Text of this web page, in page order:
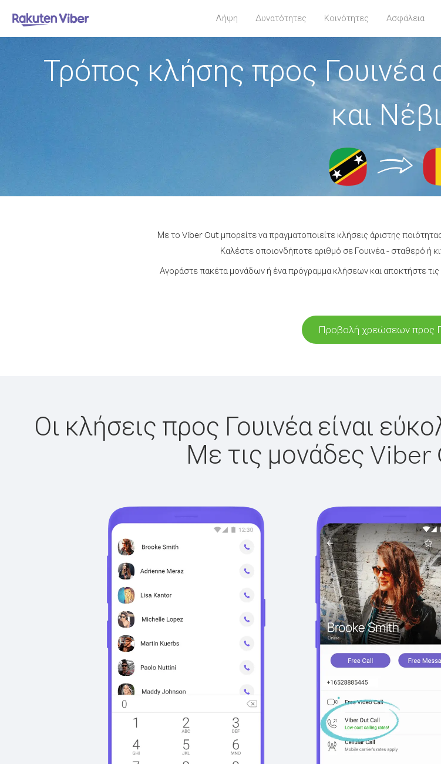
Λήψη Δυνατότητες Κοινότητες Ασφάλεια
Τρόπος κλήσης προς
και
Με το Viber Out μπορείτε να πραγματοποιείτε κλήσεις άριστης
Καλέστε οποιονδήποτε αριθμό σε Γουινέα - σταθερό ή
Αγοράστε πακέτα μονάδων ή ένα πρόγραμμα κλήσεων και αποκτήστε
Προβολή χρεώσεων προς
Οι κλήσεις προς Γουινέα είναι
Με τις μονάδες Viber